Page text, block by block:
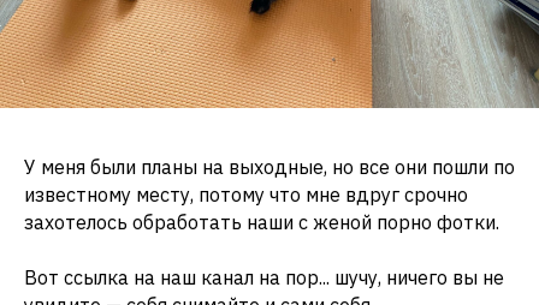
У меня были планы на выходные, но все они пошли по
известному месту, потому что мне вдруг срочно
захотелось обработать наши с женой порно фотки.
Вот ссылка на наш канал на пор... шучу, ничего вы не